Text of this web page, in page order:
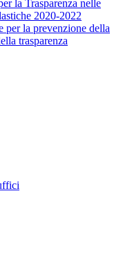
la Trasparenza nelle
2020-2022
per la prevenzione della
trasparenza